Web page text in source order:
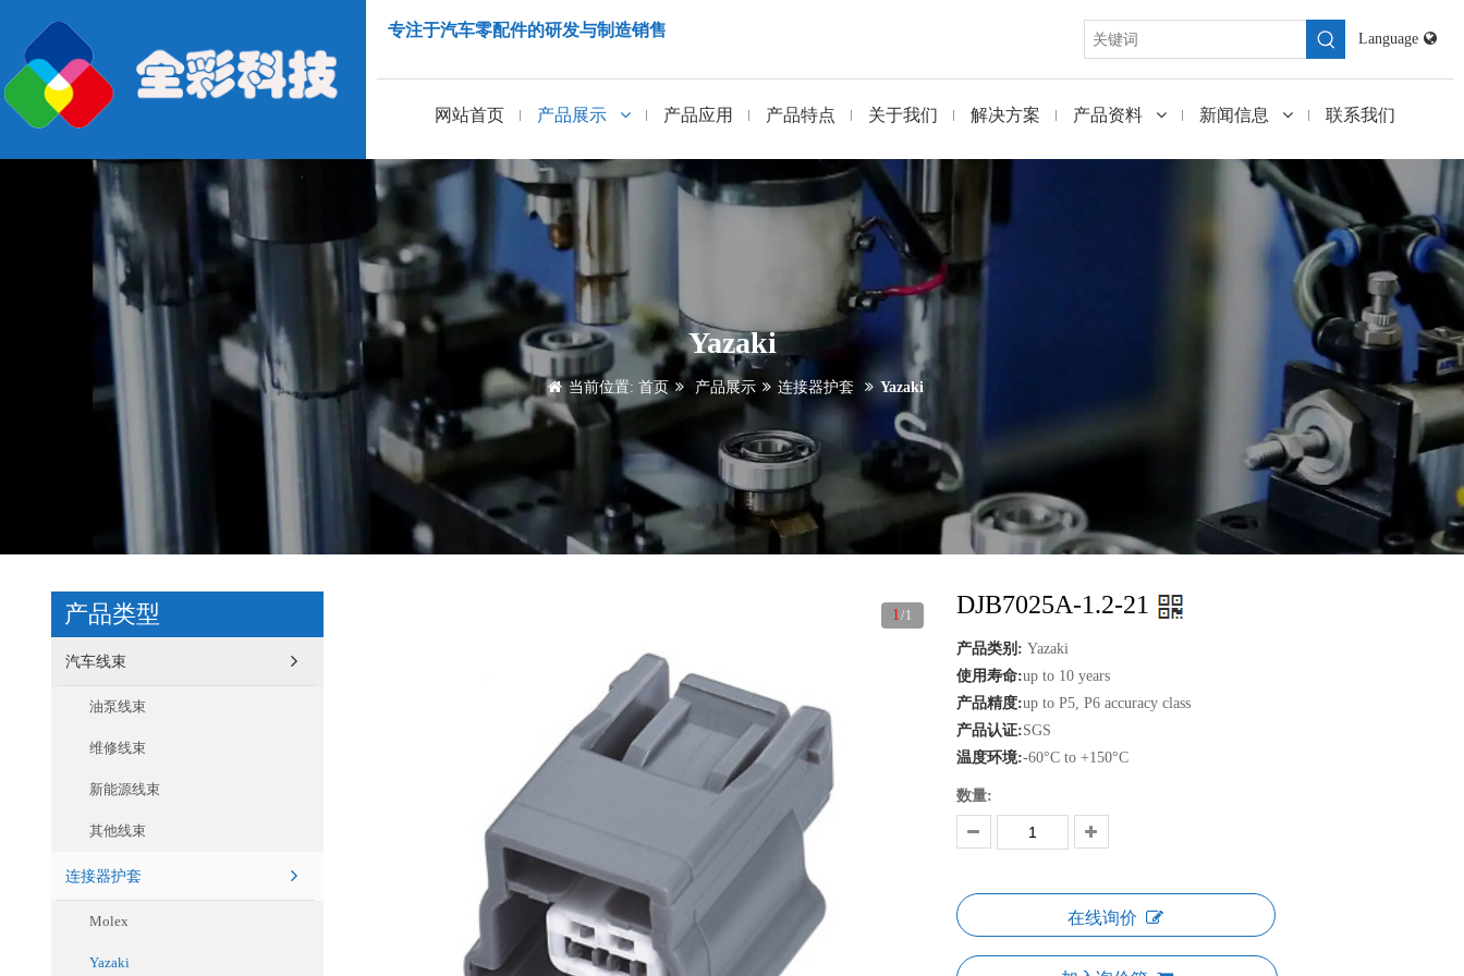
专注于汽车零配件的研发与制造销售 Language
网站首页 产品展示 产品应用 产品特点 关于我们 解决方案 产品资料 新闻信息 联系我们
Yazaki
当前位置: 首页 产品展示 连接器护套 Yazaki
产品类型
汽车线束
油泵线束
维修线束
新能源线束
其他线束
连接器护套
Molex
Yazaki
1/1 DJB7025A-1.2-21
产品类别: Yazaki
使用寿命:up to 10 years
产品精度:up to P5, P6 accuracy class
产品认证:SGS
温度环境:-60°C to +150°C
数量:
在线询价